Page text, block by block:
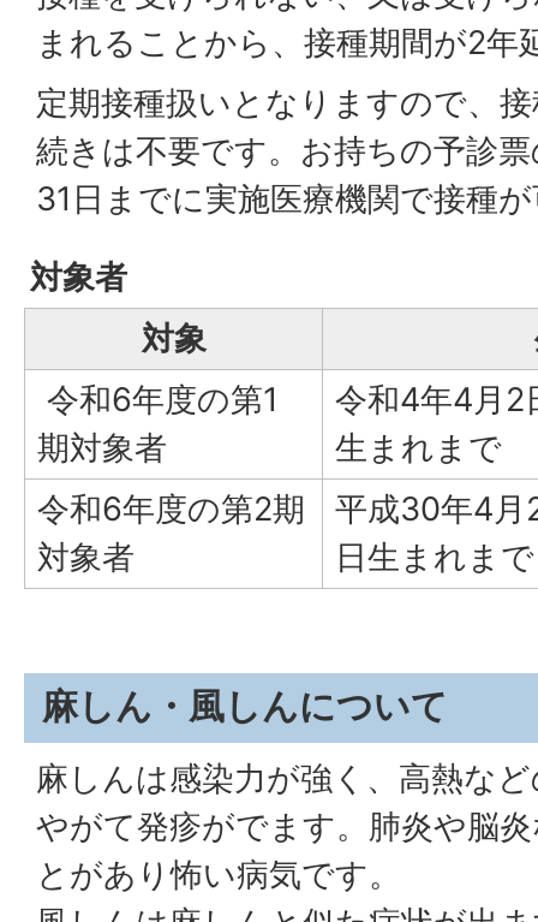
まれることから、接種期間が2年
定期接種扱いとなりますので、
続きは不要です。お持ちの予診
31日までに実施医療機関で接種
対象者
対象
令和6年度の第1
期対象者
令和4年4月2
生まれまで
令和6年度の第2期
対象者
平成30年4月
日生まれまで
麻しん・風しんについて
麻しんは感染力が強く、高熱な
やがて発疹がでます。肺炎や脳
とがあり怖い病気です。